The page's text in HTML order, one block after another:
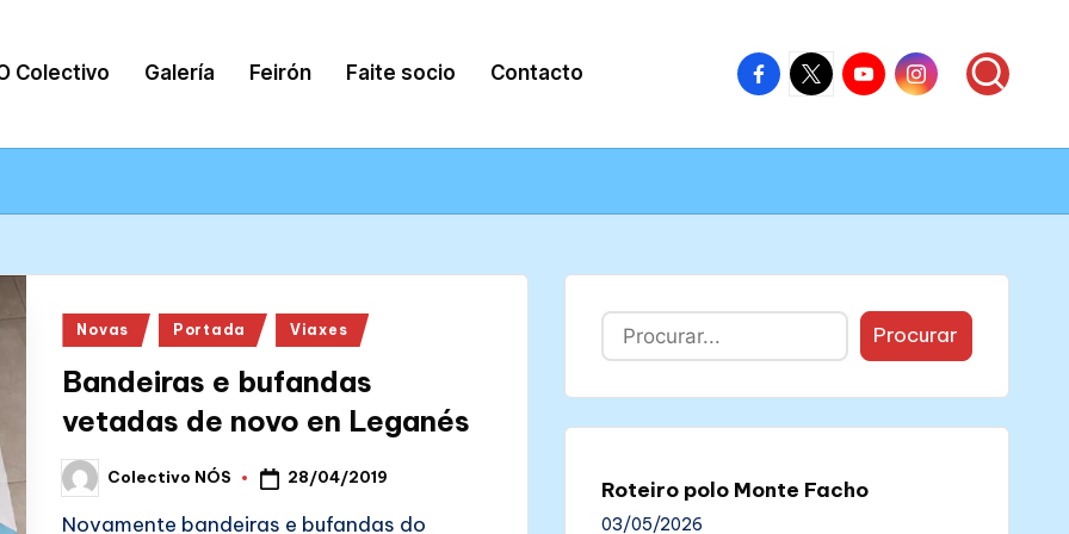
Colectivo Galería Feirón Faite socio Contacto
Facebook
–
Nós
X
–
Nós
Youtube
–
Nós
Instagram
–
Nós
Posted
Novas Portada Viaxes
Bandeiras e bufandas
vetadas de novo en Leganés
Posted
by
Colectivo NÓS 28/04/2019
Novamente bandeiras e bufandas do
Buscar Procurar
Roteiro polo Monte Facho
03/05/2026